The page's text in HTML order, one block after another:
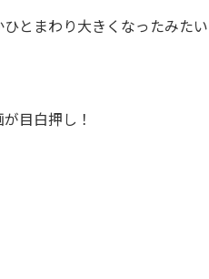
ひとまわり大きくなったみた
目白押し！